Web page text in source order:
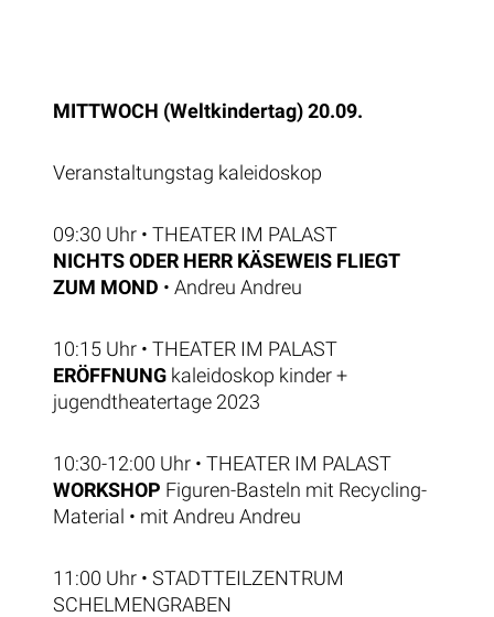
MITTWOCH (Weltkindertag) 20.09.
Veranstaltungstag kaleidoskop
09:30 Uhr • THEATER IM PALAST
NICHTS ODER HERR KÄSEWEIS FLIEGT
ZUM MOND • Andreu Andreu
10:15 Uhr • THEATER IM PALAST
ERÖFFNUNG kaleidoskop kinder +
jugendtheatertage 2023
10:30-12:00 Uhr • THEATER IM PALAST
WORKSHOP Figuren-Basteln mit Recycling-
Material • mit Andreu Andreu
11:00 Uhr • STADTTEILZENTRUM
SCHELMENGRABEN